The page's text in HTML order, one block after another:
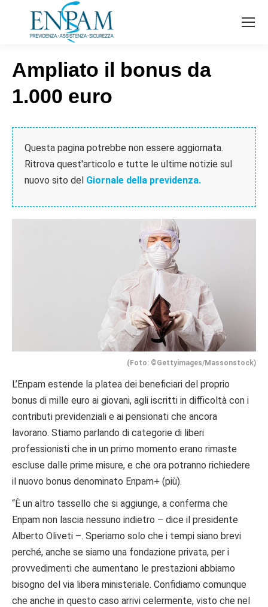
Ampliato il bonus da
1.000 euro
Questa pagina potrebbe non essere aggiornata.
Ritrova quest'articolo e tutte le ultime notizie sul
nuovo sito del Giornale della previdenza.
(Foto: ©Gettyimages/Massonstock)
L’Enpam estende la platea dei beneficiari del proprio
bonus di mille euro ai giovani, agli iscritti in difficoltà con i
contributi previdenziali e ai pensionati che ancora
lavorano. Stiamo parlando di categorie di liberi
professionisti che in un primo momento erano rimaste
escluse dalle prime misure, e che ora potranno richiedere
il nuovo bonus denominato Enpam+ (più).
“È un altro tassello che si aggiunge, a conferma che
Enpam non lascia nessuno indietro – dice il presidente
Alberto Oliveti –. Speriamo solo che i tempi siano brevi
perché, anche se siamo una fondazione privata, per i
provvedimenti che aumentano le prestazioni abbiamo
bisogno del via libera ministeriale. Confidiamo comunque
che anche in questo caso arrivi celermente, visto che nel